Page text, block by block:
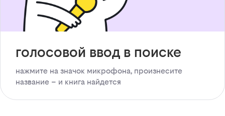
голосовой ввод в поиске
нажмите на значок микрофона, произнесите
название – и книга найдется